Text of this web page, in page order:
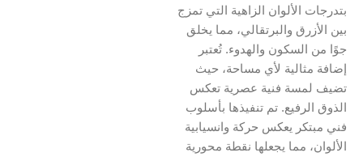
بتدرجات الألوان الزاهية التي تمزج
بين الأزرق والبرتقالي، مما يخلق
جوًا من السكون والهدوء. تُعتبر
إضافة مثالية لأي مساحة، حيث
تضيف لمسة فنية عصرية تعكس
الذوق الرفيع. تم تنفيذها بأسلوب
فني مبتكر يعكس حركة وانسيابية
الألوان، مما يجعلها نقطة محورية